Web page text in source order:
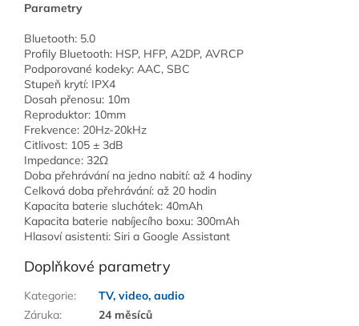
Parametry
Bluetooth: 5.0
Profily Bluetooth: HSP, HFP, A2DP, AVRCP
Podporované kodeky: AAC, SBC
Stupeň krytí: IPX4
Dosah přenosu: 10m
Reproduktor: 10mm
Frekvence: 20Hz-20kHz
Citlivost: 105 ± 3dB
Impedance: 32Ω
Doba přehrávání na jedno nabití: až 4 hodiny
Celková doba přehrávání: až 20 hodin
Kapacita baterie sluchátek: 40mAh
Kapacita baterie nabíjecího boxu: 300mAh
Hlasoví asistenti: Siri a Google Assistant
Doplňkové parametry
Kategorie:
TV, video, audio
Záruka:
24 měsíců